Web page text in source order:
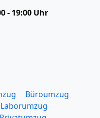
- 19:00 Uhr
Büroumzug
Laborumzug